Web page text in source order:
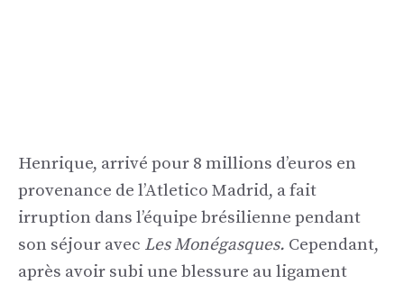
Henrique, arrivé pour 8 millions d’euros en
provenance de l’Atletico Madrid, a fait
irruption dans l’équipe brésilienne pendant
son séjour avec Les Monégasques. Cependant,
après avoir subi une blessure au ligament